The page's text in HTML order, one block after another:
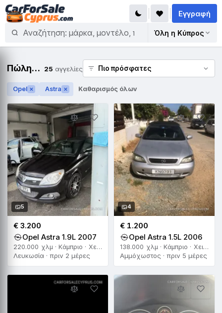
Όλη η Κύπρος
Εγγραφή
Πώληση Opel Astra 25 αγγελίες
Opel ✕ Astra ✕ Καθαρισμός όλων
5
€ 3.200
Opel Astra 1.9L 2007
220.000 χλμ · Κάμπριο · Χειροκίνητο
Λευκωσία · πριν 2 μέρες
4
€ 1.200
Opel Astra 1.5L 2006
138.000 χλμ · Κάμπριο · Χειροκίνητο
Αμμόχωστος · πριν 5 μέρες